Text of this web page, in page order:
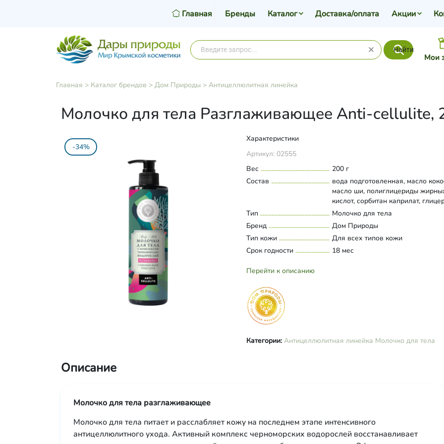
Найти
Мои
Главная Бренды Каталог Доставка/оплата Акции
Главная > Каталог брендов > Дом Природы> Антицеллюлитная линейка
Молочко для тела Разглаживающее Anti-cellulite,
-34%
Характеристики
Артикул: 02555
Вес
200 г
Состав
вода подготовленная, масло
масло ши, полиглицериды
кислот, сорбитан каприлат,
стеароиллактилат натрия,
цетеариловый спирт, экстракты
ламинарии, фукуса, спирулина,
экстракты листьев березы,
сливки растительные, лимонная
Развернуть состав
Тип
Молочко для тела
Бренд
Дом Природы
Тип кожи
Для всех типов кожи
Срок годности
18 мес
Перейти к описанию
Категории: Антицеллюлитная линейка Молочко для тела
Описание
Молочко для тела разглаживающее
Молочко для тела питает и расслабляет кожу на последнем этапе интенсивного
антицеллюлитного ухода. Активный комплекс черноморских водорослей восстанавливает